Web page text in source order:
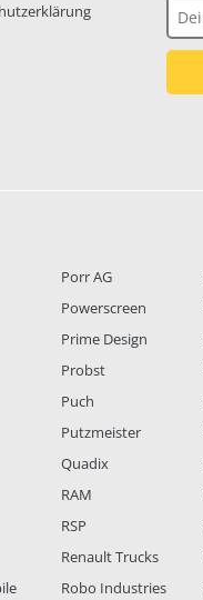
Porr AG
Powerscreen
Prime Design
Probst
Puch
Putzmeister
Quadix
RAM
RSP
Renault Trucks
Robo Industries